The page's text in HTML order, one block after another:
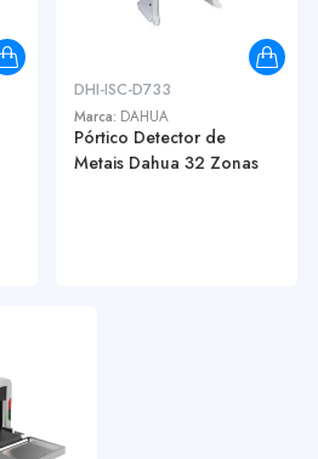
DHI-ISC-D733
Marca: DAHUA
Pórtico Detector de
Metais Dahua 32 Zonas